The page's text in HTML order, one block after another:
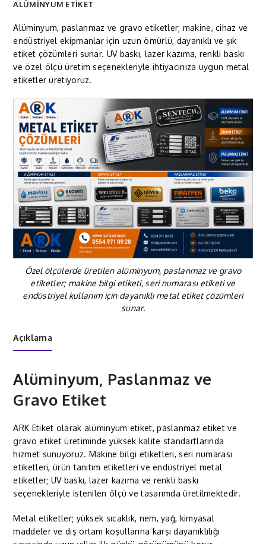
ALÜMİNYUM ETİKET
Alüminyum, paslanmaz ve gravo etiketler; makine, cihaz ve
endüstriyel ekipmanlar için uzun ömürlü, dayanıklı ve şık
etiket çözümleri sunar. UV baskı, lazer kazıma, renkli baskı
ve özel ölçü üretim seçenekleriyle ihtiyacınıza uygun metal
etiketler üretiyoruz.
Özel ölçülerde üretilen alüminyum, paslanmaz ve gravo
etiketler; makine bilgi etiketi, seri numarası etiketi ve
endüstriyel kullanım için dayanıklı metal etiket çözümleri
sunar.
Açıklama
Alüminyum, Paslanmaz ve
Gravo Etiket
ARK Etiket olarak alüminyum etiket, paslanmaz etiket ve
gravo etiket üretiminde yüksek kalite standartlarında
hizmet sunuyoruz. Makine bilgi etiketleri, seri numarası
etiketleri, ürün tanıtım etiketleri ve endüstriyel metal
etiketler; UV baskı, lazer kazıma ve renkli baskı
seçenekleriyle istenilen ölçü ve tasarımda üretilmektedir.
Metal etiketler; yüksek sıcaklık, nem, yağ, kimyasal
maddeler ve dış ortam koşullarına karşı dayanıklılığı